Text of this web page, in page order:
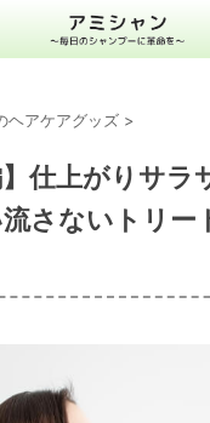
ヘアケアグッズ >
】仕上がりサラ
さないトリー